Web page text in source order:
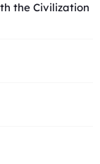
the Civilization